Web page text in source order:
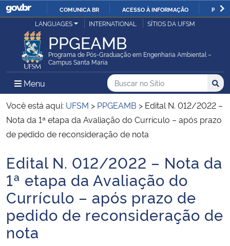
IR
PARA
O
COMUNICA BR ACESSO À INFORMAÇÃO
Ministério da Justiça e Segurança Pública
Ministério da Defesa
Ministério das Relações Exteriores
Ministério da Economia
Ministério da Infraestrutura
Ministério da Agricultura, Pecuária e Abastecimento
Ministério da Educação
Ministério da Cidadania
LANGUAGES INTERNATIONAL SÍTIOS DA UFSM
PPGEAMB
Programa de Pós-Graduação em Engenharia Ambiental –
Campus Santa Maria
Menu Menu Principal do Sítio
Busca
Buscar no no Sítio
Busca:
Você está aqui: UFSM > PPGEAMB > Edital N. 012/2022 –
Nota da 1ª etapa da Avaliação do Currículo – após prazo
de pedido de reconsideração de nota
Início do conteúdo
Edital N. 012/2022 – Nota da
1ª etapa da Avaliação do
Currículo – após prazo de
pedido de reconsideração de
nota